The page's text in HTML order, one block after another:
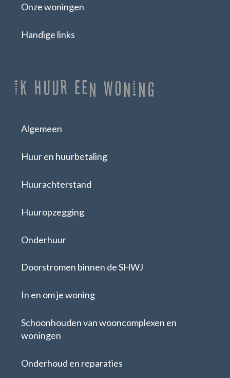
Onze woningen
Handige links
Ik huur een woning
Algemeen
Huur en huurbetaling
Huurachterstand
Huuropzegging
Onderhuur
Doorstromen binnen de SHWJ
In en om je woning
Schoonhouden van wooncomplexen en
woningen
Onderhoud en reparaties